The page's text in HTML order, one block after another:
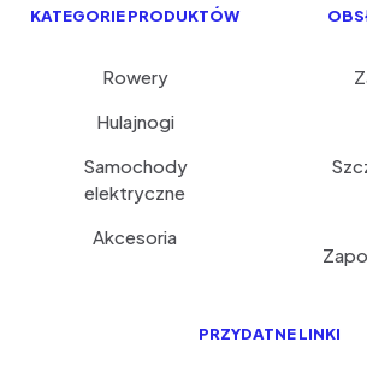
KATEGORIE PRODUKTÓW
Rowery
Hulajnogi
Samochody
elektryczne
Akcesoria
PRZYDATNE LINKI